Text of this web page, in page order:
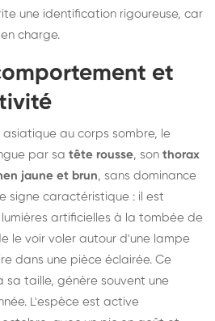
une identification rigoureuse, car
charge.
et
au corps sombre, le
par sa tête rousse, son thorax
jaune et brun, sans dominance
signe caractéristique : il est
artificielles à la tombée de
le voir voler autour d'une lampe
dans une pièce éclairée. Ce
taille, génère souvent une
L'espèce est active